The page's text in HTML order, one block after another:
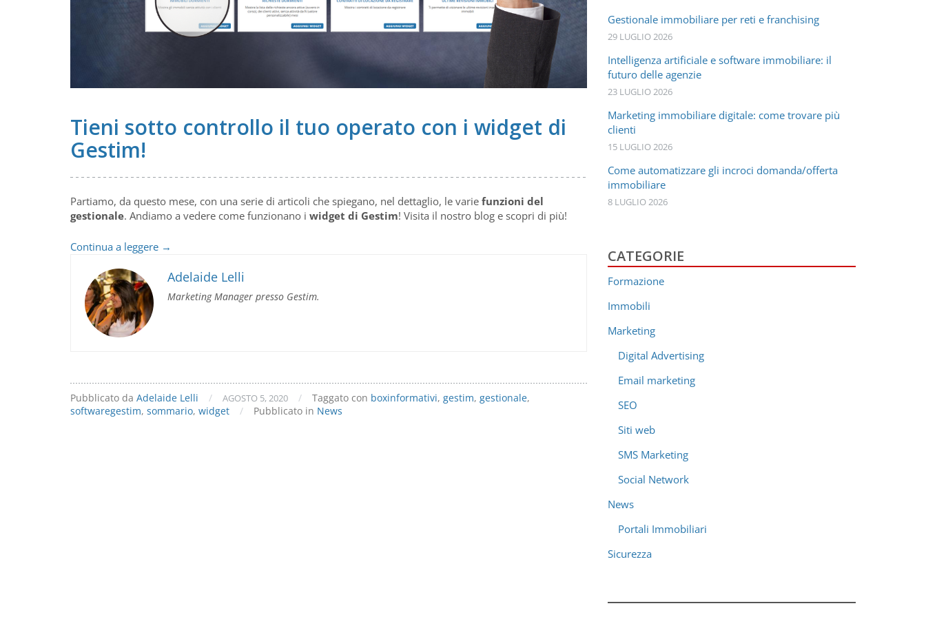
Tieni sotto controllo il tuo operato con i widget di
Gestim!
Partiamo, da questo mese, con una serie di articoli che spiegano, nel dettaglio, le varie funzioni del
gestionale. Andiamo a vedere come funzionano i widget di Gestim! Visita il nostro blog e scopri di più!
Continua a leggere Tieni
controllo
tuo
Gestim!
→
Adelaide Lelli
Marketing Manager presso Gestim.
Pubblicato da Adelaide Lelli / AGOSTO 5, 2020 / Taggato con boxinformativi, gestim, gestionale,
softwaregestim, sommario, widget / Pubblicato in News
Gestionale immobiliare per reti e franchising
29 LUGLIO 2026
Intelligenza artificiale e software immobiliare: il
futuro delle agenzie
23 LUGLIO 2026
Marketing immobiliare digitale: come trovare più
clienti
15 LUGLIO 2026
Come automatizzare gli incroci domanda/offerta
immobiliare
8 LUGLIO 2026
CATEGORIE
Formazione
Immobili
Marketing
Digital Advertising
Email marketing
SEO
Siti web
SMS Marketing
Social Network
News
Portali Immobiliari
Sicurezza